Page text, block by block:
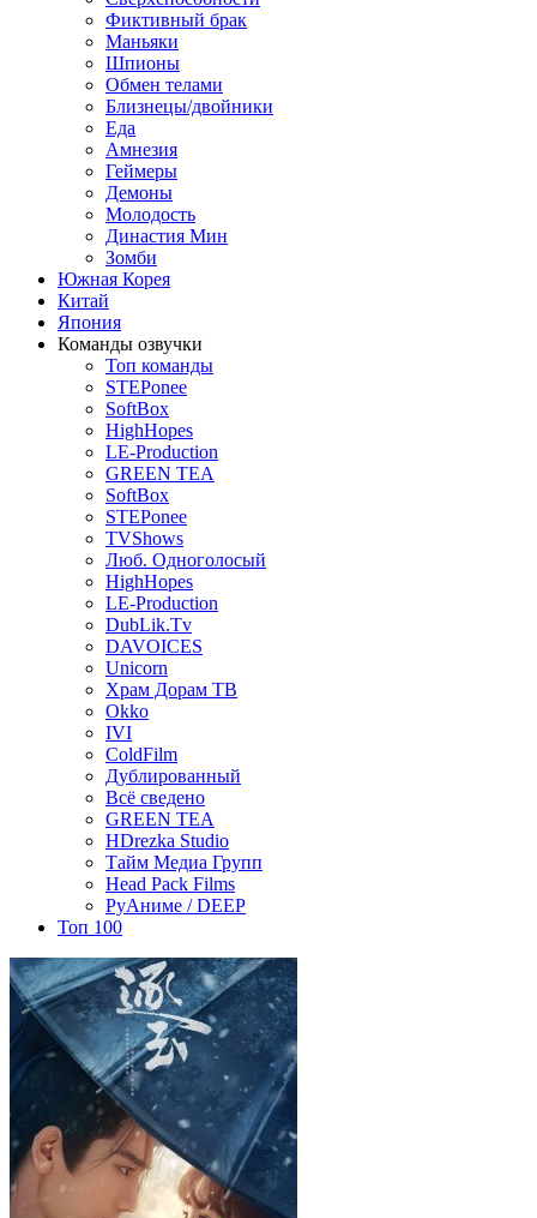
Фиктивный брак
Маньяки
Шпионы
Обмен телами
Близнецы/двойники
Еда
Амнезия
Геймеры
Демоны
Молодость
Династия Мин
Зомби
Южная Корея
Китай
Япония
Команды озвучки
Топ команды
STEPonee
SoftBox
HighHopes
LE-Production
GREEN TEA
SoftBox
STEPonee
TVShows
Люб. Одноголосый
HighHopes
LE-Production
DubLik.Tv
DAVOICES
Unicorn
Храм Дорам ТВ
Okko
IVI
ColdFilm
Дублированный
Всё сведено
GREEN TEA
HDrezka Studio
Тайм Медиа Групп
Head Pack Films
РуАниме / DEEP
Топ 100